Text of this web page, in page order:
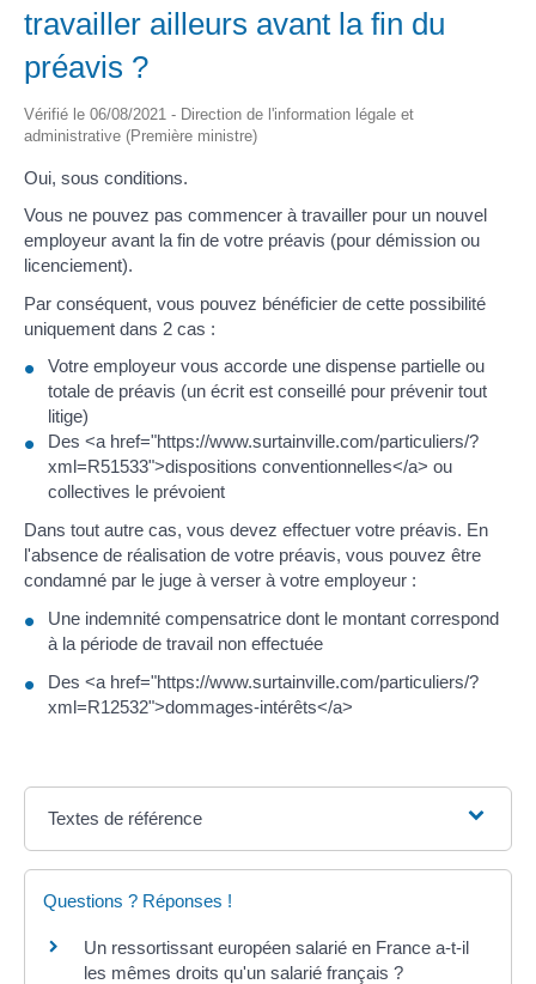
travailler ailleurs avant la fin du
préavis ?
Vérifié le 06/08/2021 - Direction de l'information légale et
administrative (Première ministre)
Oui, sous conditions.
Vous ne pouvez pas commencer à travailler pour un nouvel
employeur avant la fin de votre préavis (pour démission ou
licenciement).
Par conséquent, vous pouvez bénéficier de cette possibilité
uniquement dans 2 cas :
Votre employeur vous accorde une dispense partielle ou
totale de préavis (un écrit est conseillé pour prévenir tout
litige)
Des <a href="https://www.surtainville.com/particuliers/?
xml=R51533">dispositions conventionnelles</a> ou
collectives le prévoient
Dans tout autre cas, vous devez effectuer votre préavis. En
l'absence de réalisation de votre préavis, vous pouvez être
condamné par le juge à verser à votre employeur :
Une indemnité compensatrice dont le montant correspond
à la période de travail non effectuée
Des <a href="https://www.surtainville.com/particuliers/?
xml=R12532">dommages-intérêts</a>
Textes de référence
Questions ? Réponses !
Un ressortissant européen salarié en France a-t-il
les mêmes droits qu'un salarié français ?